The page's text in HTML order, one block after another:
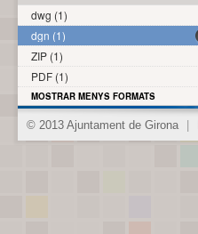
dwg (1)
dgn (1)
ZIP (1)
PDF (1)
MOSTRAR MENYS FORMATS
© 2013 Ajuntament de Girona